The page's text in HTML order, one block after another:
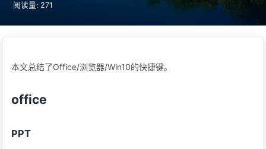
阅读量: 271
本文总结了Office/浏览器/Win10的快捷键。
office
PPT